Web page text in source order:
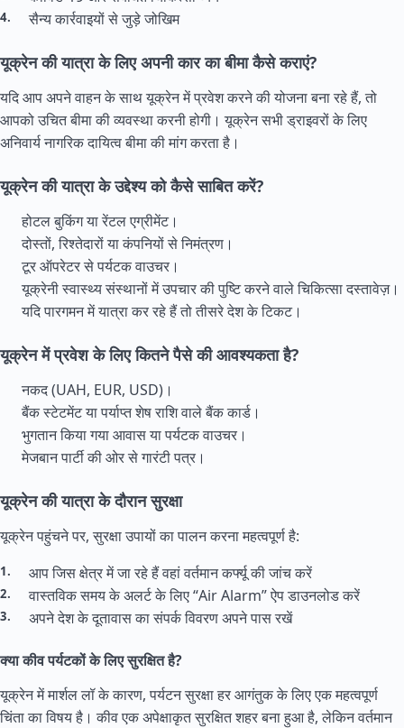
सैन्य कार्रवाइयों से जुड़े जोखिम
यूक्रेन की यात्रा के लिए अपनी कार का बीमा कैसे कराएं?
यदि आप अपने वाहन के साथ यूक्रेन में प्रवेश करने की योजना बना रहे हैं, तो
आपको उचित बीमा की व्यवस्था करनी होगी। यूक्रेन सभी ड्राइवरों के लिए
अनिवार्य नागरिक दायित्व बीमा की मांग करता है।
यूक्रेन की यात्रा के उद्देश्य को कैसे साबित करें?
होटल बुकिंग या रेंटल एग्रीमेंट।
दोस्तों, रिश्तेदारों या कंपनियों से निमंत्रण।
टूर ऑपरेटर से पर्यटक वाउचर।
यूक्रेनी स्वास्थ्य संस्थानों में उपचार की पुष्टि करने वाले चिकित्सा दस्तावेज़।
यदि पारगमन में यात्रा कर रहे हैं तो तीसरे देश के टिकट।
यूक्रेन में प्रवेश के लिए कितने पैसे की आवश्यकता है?
नकद (UAH, EUR, USD)।
बैंक स्टेटमेंट या पर्याप्त शेष राशि वाले बैंक कार्ड।
भुगतान किया गया आवास या पर्यटक वाउचर।
मेजबान पार्टी की ओर से गारंटी पत्र।
यूक्रेन की यात्रा के दौरान सुरक्षा
यूक्रेन पहुंचने पर, सुरक्षा उपायों का पालन करना महत्वपूर्ण है:
आप जिस क्षेत्र में जा रहे हैं वहां वर्तमान कर्फ्यू की जांच करें
वास्तविक समय के अलर्ट के लिए “Air Alarm” ऐप डाउनलोड करें
अपने देश के दूतावास का संपर्क विवरण अपने पास रखें
क्या कीव पर्यटकों के लिए सुरक्षित है?
यूक्रेन में मार्शल लॉ के कारण, पर्यटन सुरक्षा हर आगंतुक के लिए एक महत्वपूर्ण
चिंता का विषय है। कीव एक अपेक्षाकृत सुरक्षित शहर बना हुआ है, लेकिन वर्तमान